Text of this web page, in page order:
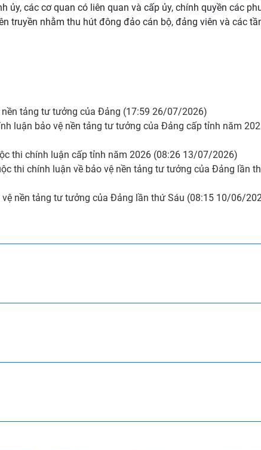
ủy, các cơ quan có liên quan và cấp ủy, chính quyền các
truyền nhằm thu hút đông đảo cán bộ, đảng viên và các
tảng tư tưởng của Đảng (17:59 26/07/2026)
luận bảo vệ nền tảng tư tưởng của Đảng cấp tỉnh năm
thi chính luận cấp tỉnh năm 2026 (08:26 13/07/2026)
thi chính luận về bảo vệ nền tảng tư tưởng của Đảng lần
nền tảng tư tưởng của Đảng lần thứ Sáu (08:15 10/06/